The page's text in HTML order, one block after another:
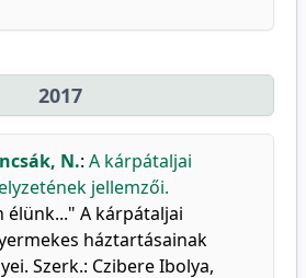
2017
N.: A kárpátaljai
jellemzői.
élünk..." A kárpátaljai
háztartásainak
Szerk.: Czibere Ibolya,